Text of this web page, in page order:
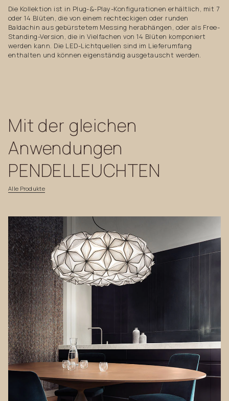
Die Kollektion ist in Plug-&-Play-Konfigurationen erhältlich, mit 7
oder 14 Blüten, die von einem rechteckigen oder runden
Baldachin aus gebürstetem Messing herabhängen, oder als Free-
Standing-Version, die in Vielfachen von 14 Blüten komponiert
werden kann. Die LED-Lichtquellen sind im Lieferumfang
enthalten und können eigenständig ausgetauscht werden.
Alle Produkte
Mit der gleichen
Anwendungen
PENDELLEUCHTEN